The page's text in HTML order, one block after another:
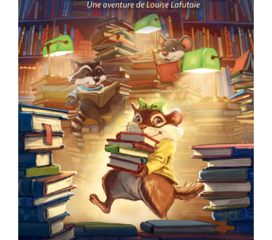
Rechercher:
Français